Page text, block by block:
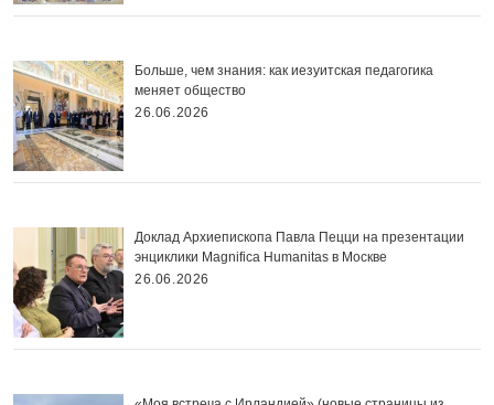
Больше, чем знания: как иезуитская педагогика
меняет общество
26.06.2026
Доклад Архиепископа Павла Пецци на презентации
энциклики Magnifica Нumanitas в Москве
26.06.2026